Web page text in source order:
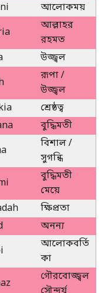
আলোকময়
আল্লাহর
রহমত
উজ্জ্বল
রূপা /
উজ্জ্বল
শ্রেষ্ঠত্ব
বুদ্ধিমতী
বিশাল /
সুগন্ধি
বুদ্ধিমতী
মেয়ে
ক্ষিপ্রতা
অনন্য
আলোকবর্তি
কা
গৌরবোজ্জ্বল